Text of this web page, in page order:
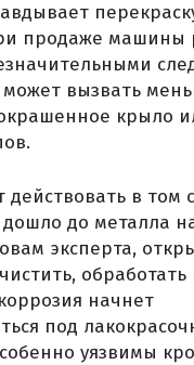
продаже машины
может вызвать
крыло
действовать в том
до металла
эксперта,
начнет
под
уязвимы